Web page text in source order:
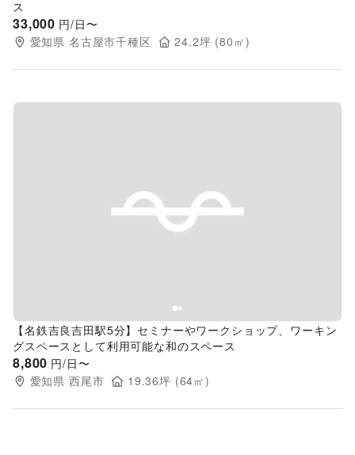
ス
33,000 円/日〜
愛知県 名古屋市千種区 24.2坪 (80 ㎡)
Previous slide
【名鉄吉良吉田駅5分】セミナーやワークショップ、ワーキン
グスペースとして利用可能な和のスペース
8,800 円/日〜
愛知県 西尾市 19.36坪 (64㎡)